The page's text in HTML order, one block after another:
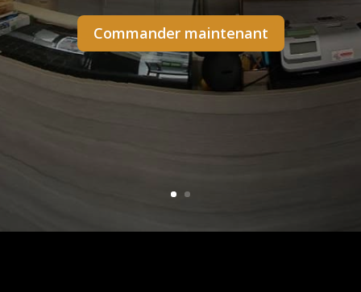
Commander maintenant